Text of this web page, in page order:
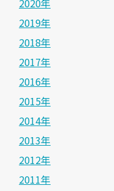
2020年
2019年
2018年
2017年
2016年
2015年
2014年
2013年
2012年
2011年